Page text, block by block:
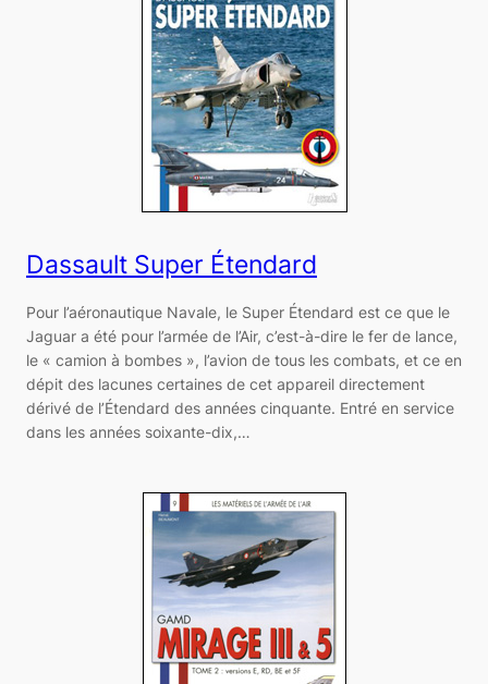
Dassault Super Étendard
Pour l’aéronautique Navale, le Super Étendard est ce que le
Jaguar a été pour l’armée de l’Air, c’est-à-dire le fer de lance,
le « camion à bombes », l’avion de tous les combats, et ce en
dépit des lacunes certaines de cet appareil directement
dérivé de l’Étendard des années cinquante. Entré en service
dans les années soixante-dix,…